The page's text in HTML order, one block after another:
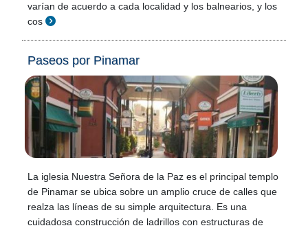
varían de acuerdo a cada localidad y los balnearios, y los
cos
Paseos por Pinamar
La iglesia Nuestra Señora de la Paz es el principal templo
de Pinamar se ubica sobre un amplio cruce de calles que
realza las líneas de su simple arquitectura. Es una
cuidadosa construcción de ladrillos con estructuras de